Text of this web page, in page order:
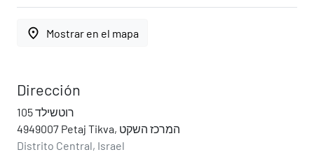
place Mostrar en el mapa
Dirección
רוטשילד 105
4949007 Petaj Tikva, המרכז השקט
Distrito Central, Israel